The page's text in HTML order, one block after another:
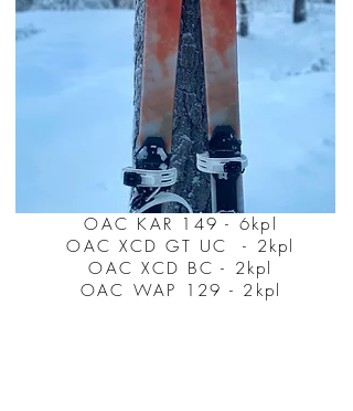
OAC KAR 149 - 6kpl
OAC XCD GT UC - 2kpl
OAC XCD BC - 2kpl
OAC WAP 129 - 2kpl